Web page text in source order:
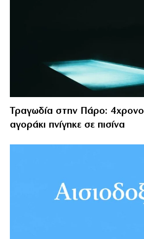
Τραγωδία στην Πάρο: 4χρονο
αγοράκι πνίγηκε σε πισίνα